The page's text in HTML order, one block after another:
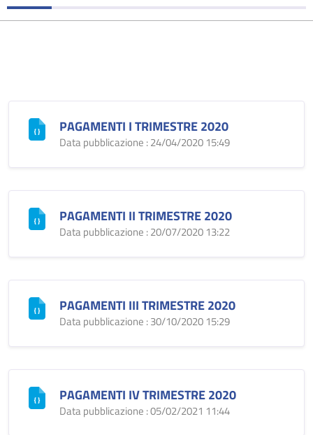
PAGAMENTI I TRIMESTRE 2020
Data pubblicazione : 24/04/2020 15:49
PAGAMENTI II TRIMESTRE 2020
Data pubblicazione : 20/07/2020 13:22
PAGAMENTI III TRIMESTRE 2020
Data pubblicazione : 30/10/2020 15:29
PAGAMENTI IV TRIMESTRE 2020
Data pubblicazione : 05/02/2021 11:44